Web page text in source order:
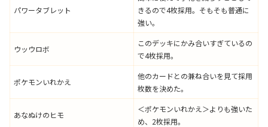
パワータブレット
きるので4枚採用。そもそも普通に
強い。
ウッウロボ
このデッキにかみ合いすぎているの
で4枚採用。
ポケモンいれかえ
他のカードとの兼ね合いを見て採用
枚数を決めた。
あなぬけのヒモ
＜ポケモンいれかえ＞よりも強いた
め、2枚採用。